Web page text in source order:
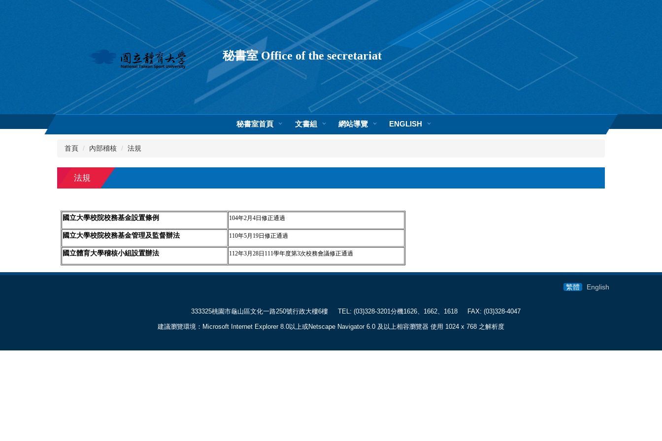
秘書室 Office of the secretariat
秘書室首頁 文書組 網站導覽 ENGLISH
首頁 內部稽核 法規
法規
國立大學校院校務基金設置條例 104年2月4日修正通過
國立大學校院校務基金管理及監督辦法 110年5月19日修正通過
國立體育大學稽核小組設置辦法 112年3月28日111學年度第3次校務會議修正通過
繁體 English
333325桃園市龜山區文化一路250號行政大樓6樓 TEL: (03)328-3201分機1626、1662、1618 FAX: (03)328-4047
建議瀏覽環境：Microsoft Internet Explorer 8.0以上或Netscape Navigator 6.0 及以上相容瀏覽器 使用 1024 x 768 之解析度